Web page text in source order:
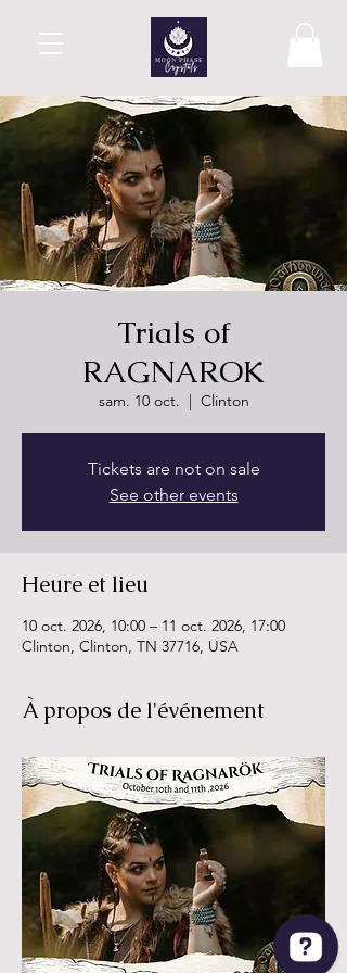
Trials of
RAGNAROK
sam. 10 oct.
  |
Clinton
Tickets are not on sale
See other events
Heure et lieu
10 oct. 2026, 10:00 – 11 oct. 2026, 17:00
Clinton, Clinton, TN 37716, USA
À propos de l'événement